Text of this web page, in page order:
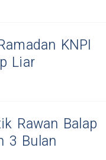
KNPI
Liar
Rawan Balap
3 Bulan